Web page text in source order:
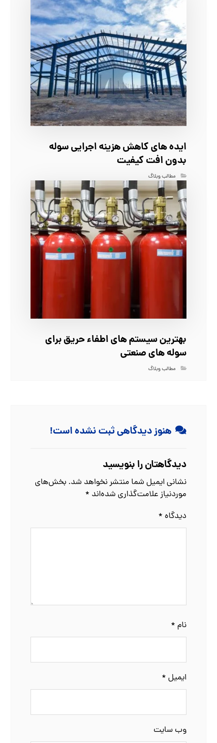
ایده‌ های کاهش هزینه اجرایی سوله
بدون افت کیفیت
مطالب وبلاگ
بهترین سیستم‌ های اطفاء حریق برای
سوله‌ های صنعتی
مطالب وبلاگ
هنوز دیدگاهی ثبت نشده است!
دیدگاهتان را بنویسید
نشانی ایمیل شما منتشر نخواهد شد. بخش‌های
موردنیاز علامت‌گذاری شده‌اند *
دیدگاه *
نام*
ایمیل*
وب‌ سایت